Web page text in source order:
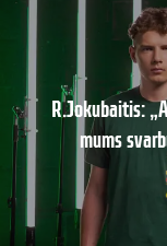
R.Jokubaitis:
mums